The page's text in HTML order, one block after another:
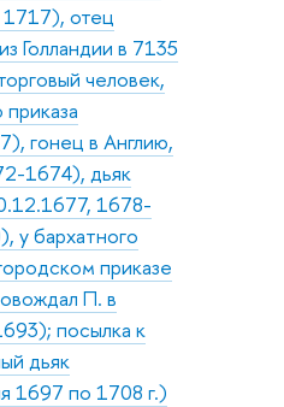
отец
Голландии в 7135
человек,
гонец в Англию,
1674), дьяк
1678-
у бархатного
приказе
П. в
посылка к
дьяк
1697 по 1708 г.)